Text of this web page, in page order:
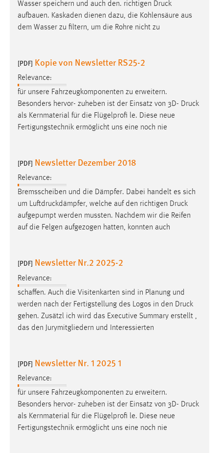
Wasser speichern und auch den. richtigen Druck
aufbauen. Kaskaden dienen dazu, die Kohlensäure aus
dem Wasser zu filtern, um die Rohre nicht zu
[PDF] Kopie von Newsletter RS25-2
Relevance:
für unsere Fahrzeugkomponenten zu erweitern.
Besonders hervor- zuheben ist der Einsatz von 3D- Druck
als Kernmaterial für die Flügelprofi le. Diese neue
Fertigungstechnik ermöglicht uns eine noch nie
[PDF] Newsletter Dezember 2018
Relevance:
Bremsscheiben und die Dämpfer. Dabei handelt es sich
um Luftdruckdämpfer, welche auf den richtigen Druck
aufgepumpt werden mussten. Nachdem wir die Reifen
auf die Felgen aufgezogen hatten, konnten auch
[PDF] Newsletter Nr.2 2025-2
Relevance:
schaffen. Auch die Visitenkarten sind in Planung und
werden nach der Fertigstellung des Logos in den Druck
gehen. Zusätzl ich wird das Executive Summary erstellt ,
das den Jurymitgliedern und Interessierten
[PDF] Newsletter Nr. 1 2025 1
Relevance:
für unsere Fahrzeugkomponenten zu erweitern.
Besonders hervor- zuheben ist der Einsatz von 3D- Druck
als Kernmaterial für die Flügelprofi le. Diese neue
Fertigungstechnik ermöglicht uns eine noch nie